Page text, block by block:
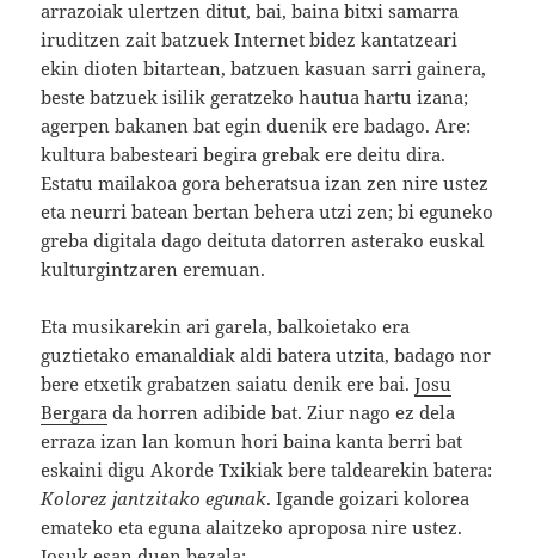
arrazoiak ulertzen ditut, bai, baina bitxi samarra
iruditzen zait batzuek Internet bidez kantatzeari
ekin dioten bitartean, batzuen kasuan sarri gainera,
beste batzuek isilik geratzeko hautua hartu izana;
agerpen bakanen bat egin duenik ere badago. Are:
kultura babesteari begira grebak ere deitu dira.
Estatu mailakoa gora beheratsua izan zen nire ustez
eta neurri batean bertan behera utzi zen; bi eguneko
greba digitala dago deituta datorren asterako euskal
kulturgintzaren eremuan.
Eta musikarekin ari garela, balkoietako era
guztietako emanaldiak aldi batera utzita, badago nor
bere etxetik grabatzen saiatu denik ere bai.Josu
Bergara da horren adibide bat. Ziur nago ez dela
erraza izan lan komun hori baina kanta berri bat
eskaini digu Akorde Txikiak bere taldearekin batera:
Kolorez jantzitako egunak. Igande goizari kolorea
emateko eta eguna alaitzeko aproposa nire ustez.